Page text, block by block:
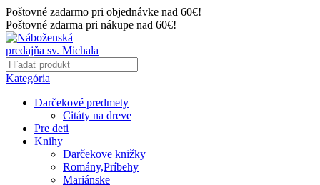
Poštovné zadarmo pri objednávke nad 60€!
Poštovné zdarma pri nákupe nad 60€!
Kategória
Darčekové predmety
Citáty na dreve
Pre deti
Knihy
Darčekove knižky
Romány,Príbehy
Mariánske